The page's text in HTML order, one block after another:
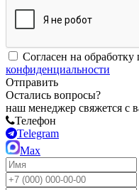
Согласен на
конфиденциальности
Отправить
Остались вопросы?
наш менеджер свяжется с
Телефон
Telegram
Max